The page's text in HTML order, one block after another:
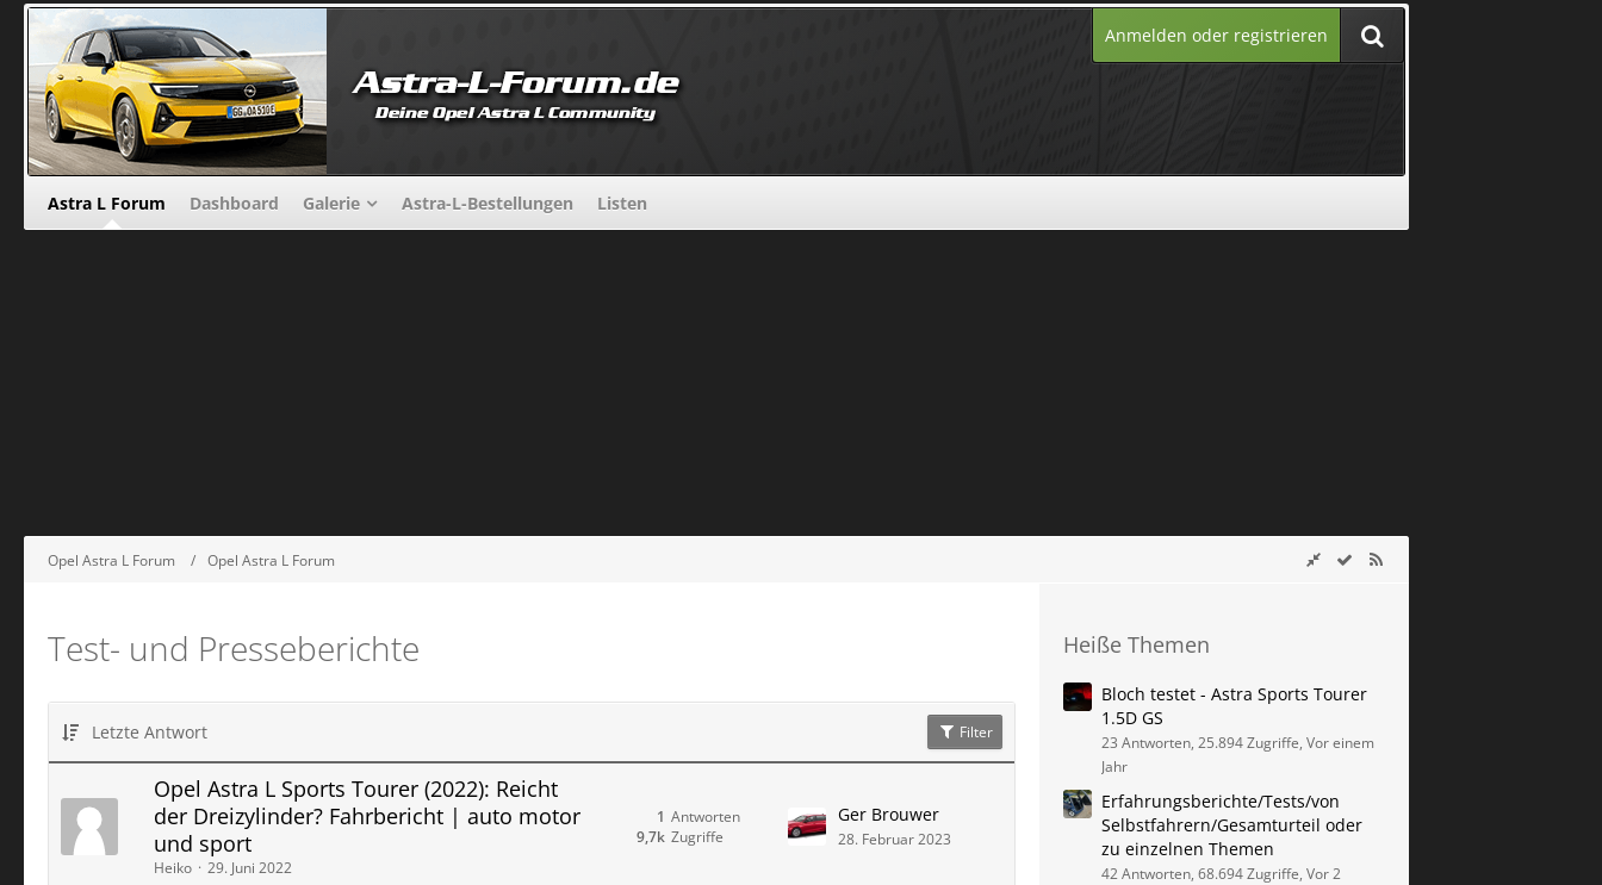
Anmelden oder registrieren
Astra L Forum Dashboard Galerie Astra-L-Bestellungen Listen
Opel Astra L Forum Opel Astra L Forum
Test- und Presseberichte
Letzte Antwort Filter
Opel Astra L Sports Tourer (2022): Reicht
der Dreizylinder? Fahrbericht | auto motor
und sport
Heiko 29. Juni 2022
Antworten
1
Zugriffe
9,7k
Ger Brouwer
28. Februar 2023
Heiße Themen
Bloch testet - Astra Sports Tourer
1.5D GS
23 Antworten, 25.894 Zugriffe, Vor einem
Jahr
Erfahrungsberichte/Tests/von
Selbstfahrern/Gesamturteil oder
zu einzelnen Themen
42 Antworten, 68.694 Zugriffe, Vor 2